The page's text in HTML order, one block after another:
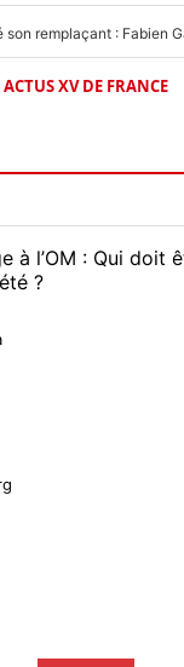
ACTUS XV DE FRANCE
à l’OM : Qui doit
?